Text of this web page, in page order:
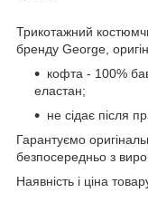
Трикотажний
бренду George ,
кофта - 100%
еластан;
не сідає після
Гарантуємо
безпосередньо з
Наявність і ціна